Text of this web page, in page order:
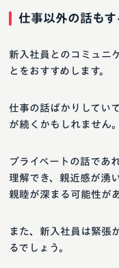
仕事以外の話もす
新入社員とのコミュニ
とをおすすめします。
仕事の話ばかりしてい
が続くかもしれません。
プライベートの話であ
理解でき、親近感が湧
親睦が深まる可能性が
また、新入社員は緊張
るでしょう。